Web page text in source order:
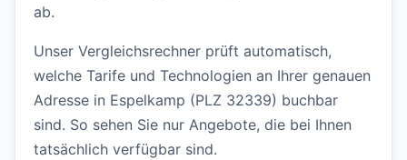
ab.
Unser Vergleichsrechner prüft automatisch,
welche Tarife und Technologien an Ihrer genauen
Adresse in Espelkamp (PLZ 32339) buchbar
sind. So sehen Sie nur Angebote, die bei Ihnen
tatsächlich verfügbar sind.